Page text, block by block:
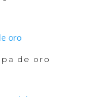
de oro